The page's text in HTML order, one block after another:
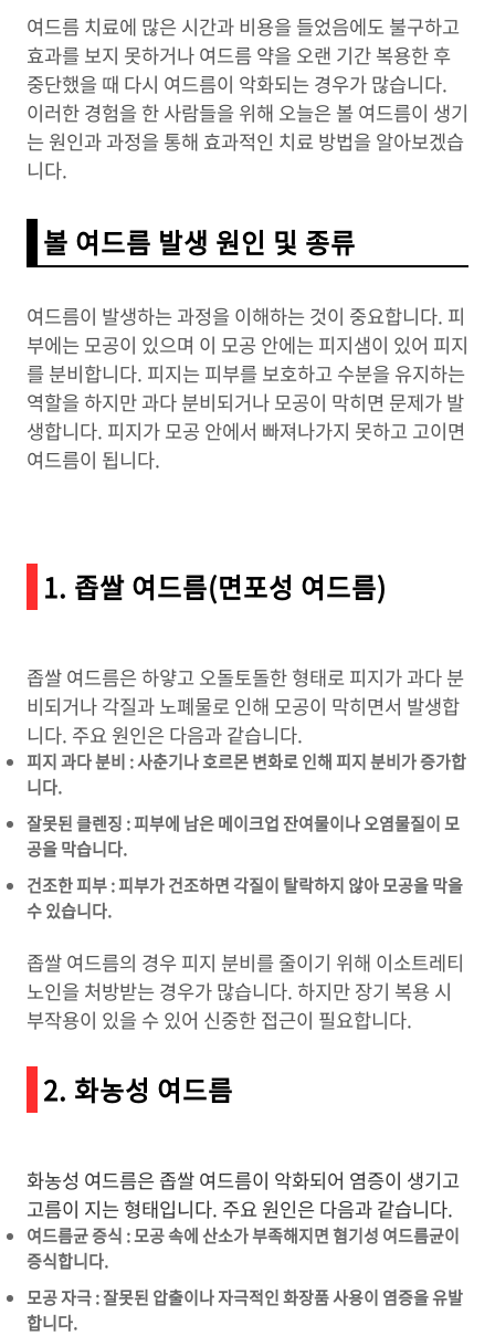
여드름 치료에 많은 시간과 비용을 들었음에도 불구하고
효과를 보지 못하거나 여드름 약을 오랜 기간 복용한 후
중단했을 때 다시 여드름이 악화되는 경우가 많습니다.
이러한 경험을 한 사람들을 위해 오늘은 볼 여드름이 생기
는 원인과 과정을 통해 효과적인 치료 방법을 알아보겠습
니다.
볼 여드름 발생 원인 및 종류
여드름이 발생하는 과정을 이해하는 것이 중요합니다. 피
부에는 모공이 있으며 이 모공 안에는 피지샘이 있어 피지
를 분비합니다. 피지는 피부를 보호하고 수분을 유지하는
역할을 하지만 과다 분비되거나 모공이 막히면 문제가 발
생합니다. 피지가 모공 안에서 빠져나가지 못하고 고이면
여드름이 됩니다.
1. 좁쌀 여드름(면포성 여드름)
좁쌀 여드름은 하얗고 오돌토돌한 형태로 피지가 과다 분
비되거나 각질과 노폐물로 인해 모공이 막히면서 발생합
니다. 주요 원인은 다음과 같습니다.
피지 과다 분비 : 사춘기나 호르몬 변화로 인해 피지 분비가 증가합
니다.
잘못된 클렌징 : 피부에 남은 메이크업 잔여물이나 오염물질이 모
공을 막습니다.
건조한 피부 : 피부가 건조하면 각질이 탈락하지 않아 모공을 막을
수 있습니다.
좁쌀 여드름의 경우 피지 분비를 줄이기 위해 이소트레티
노인을 처방받는 경우가 많습니다. 하지만 장기 복용 시
부작용이 있을 수 있어 신중한 접근이 필요합니다.
2. 화농성 여드름
화농성 여드름은 좁쌀 여드름이 악화되어 염증이 생기고
고름이 지는 형태입니다. 주요 원인은 다음과 같습니다.
여드름균 증식 : 모공 속에 산소가 부족해지면 혐기성 여드름균이
증식합니다.
모공 자극 : 잘못된 압출이나 자극적인 화장품 사용이 염증을 유발
합니다.